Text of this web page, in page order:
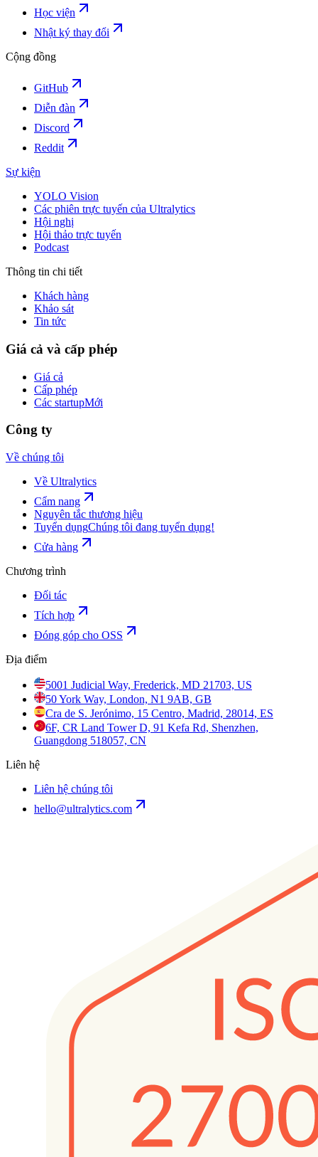
Học viện
Nhật ký thay đổi
Cộng đồng
GitHub
Diễn đàn
Discord
Reddit
Sự kiện
YOLO Vision
Các phiên trực tuyến của Ultralytics
Hội nghị
Hội thảo trực tuyến
Podcast
Thông tin chi tiết
Khách hàng
Khảo sát
Tin tức
Giá cả và cấp phép
Giá cả
Cấp phép
Các startupMới
Công ty
Về chúng tôi
Về Ultralytics
Cẩm nang
Nguyên tắc thương hiệu
Tuyển dụngChúng tôi đang tuyển dụng!
Cửa hàng
Chương trình
Đối tác
Tích hợp
Đóng góp cho OSS
Địa điểm
5001 Judicial Way, Frederick, MD 21703, US
50 York Way, London, N1 9AB, GB
Cra de S. Jerónimo, 15 Centro, Madrid, 28014, ES
6F, CR Land Tower D, 91 Kefa Rd, Shenzhen,
Guangdong 518057, CN
Liên hệ
Liên hệ chúng tôi
hello@ultralytics.com